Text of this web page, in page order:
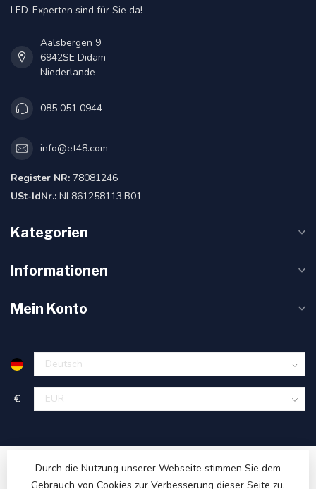
LED-Experten sind für Sie da!
Aalsbergen 9
6942SE Didam
Niederlande
085 051 0944
info@et48.com
Register NR: 78081246
USt-IdNr.: NL861258113.B01
Kategorien
Informationen
Mein Konto
€
Durch die Nutzung unserer Webseite stimmen Sie dem
Gebrauch von Cookies zur Verbesserung dieser Seite zu.